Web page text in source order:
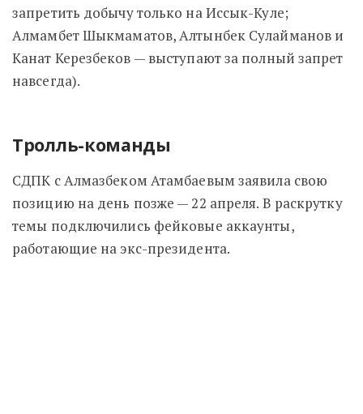
запретить добычу только на Иссык-Куле;
Алмамбет Шыкмаматов, Алтынбек Сулайманов и
Канат Керезбеков — выступают за полный запрет
навсегда).
Тролль-команды
СДПК с Алмазбеком Атамбаевым заявила свою
позицию на день позже — 22 апреля. В раскрутку
темы подключились фейковые аккаунты,
работающие на экс-президента.